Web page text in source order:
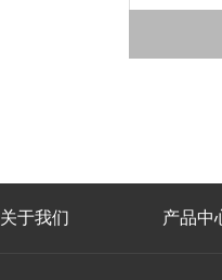
关于我们 产品中